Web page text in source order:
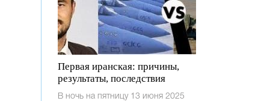
Первая иранская: причины,
результаты, последствия
В ночь на пятницу 13 июня 2025